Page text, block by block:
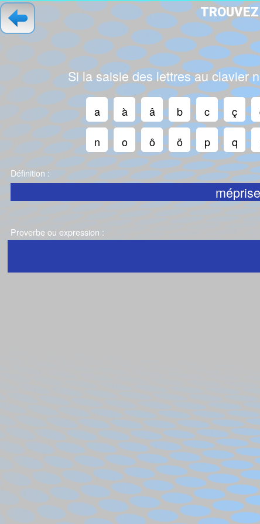
TROUVEZ
Si la saisie des lettres au clavier
a à â b c ç
n
o ô ö p q
Définition :
Proverbe ou expression :